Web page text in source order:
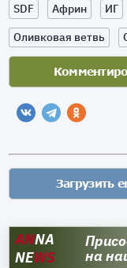
SDF Африн ИГ
Оливковая ветвь
ANNA
NEWS
на